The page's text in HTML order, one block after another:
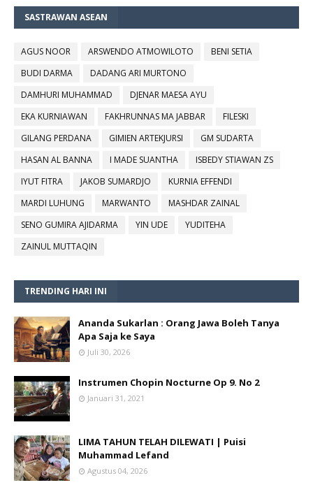
SASTRAWAN ASEAN
AGUS NOOR ARSWENDO ATMOWILOTO
BENI SETIA
BUDI DARMA
DADANG ARI MURTONO
DAMHURI MUHAMMAD
DJENAR MAESA AYU
EKA KURNIAWAN
FAKHRUNNAS MA JABBAR
FILESKI
GILANG PERDANA
GIMIEN ARTEKJURSI
GM SUDARTA
HASAN AL BANNA
I MADE SUANTHA
ISBEDY STIAWAN ZS
IYUT FITRA
JAKOB SUMARDJO
KURNIA EFFENDI
MARDI LUHUNG
MARWANTO
MASHDAR ZAINAL
SENO GUMIRA AJIDARMA
YIN UDE
YUDITEHA
ZAINUL MUTTAQIN
TRENDING HARI INI
Ananda Sukarlan : Orang Jawa Boleh Tanya
Apa Saja ke Saya
Juli 30, 2026
Instrumen Chopin Nocturne Op 9. No 2
Januari 31, 2021
LIMA TAHUN TELAH DILEWATI | Puisi
Muhammad Lefand
Agustus 04, 2026